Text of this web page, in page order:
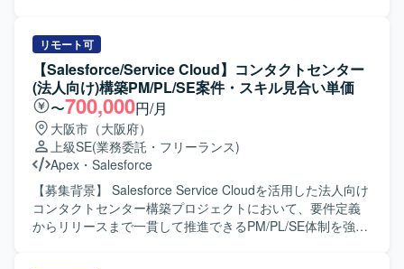
に携わることで、設計から運用まで一連のプロセスを経験
できる環境です。 【開発環境】 Windowsサーバー環境上
で、PythonおよびSQLを用いたバッチ開発・運用を行いま
す。既存環境としてLinuxサーバーも取り扱います。
守対応や問合せ対応を行っていただきます。 ・顧客との週
次定例ミーティングに参加し、方針のすり合わせや課題整
理、対応内容の説明を実施していただきます。 ・既存機能
の仕様に関する質疑応答や、標準機能および軽微なApex、
Visualforceを用いた機能改修を行っていただきます。 ・新
規機能について、対応方針の検討から設計・実装・受け入
れまで一連の対応を担当していただきます。 ・その他、関
連する開発要件についても状況に応じて対応していただき
ます。 【求める人物像】 ・顧客とのコミュニケーションを
通じて課題を整理し、自ら主体的に提案・推進していただ
ける方を求めております。 ・Salesforceに関する知識や経
リモート可
【Salesforce/Service Cloud】コンタクトセンター
(法人向け)構築PM/PL/SE案件・スキル見合い単価
〜700,000円/月
大阪市（大阪府）
上級SE(業務委託・フリーランス)
Apex ・ Salesforce
【募集背景】 Salesforce Service Cloudを活用した法人向け
コンタクトセンター構築プロジェクトにおいて、要件定義
からリリースまで一貫して推進できるPM/PL/SE体制を強化